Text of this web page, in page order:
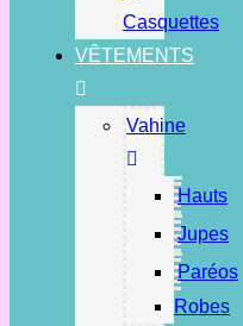
Casquettes
VÊTEMENTS
Vahine
Hauts
Jupes
Paréos
Robes